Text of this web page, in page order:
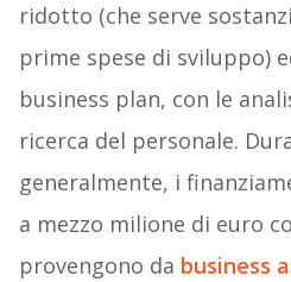
ridotto (che serve
prime spese di sviluppo)
business plan, con le
ricerca del personale.
generalmente, i
a mezzo milione di euro
provengono da business